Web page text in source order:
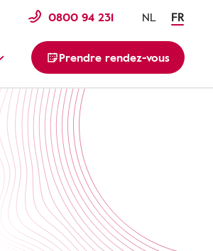
0800 94 231 NL FR
Prendre rendez-vous